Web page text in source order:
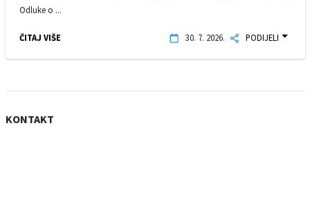
Odluke o ...
ČITAJ VIŠE 30. 7. 2026. PODIJELI
KONTAKT